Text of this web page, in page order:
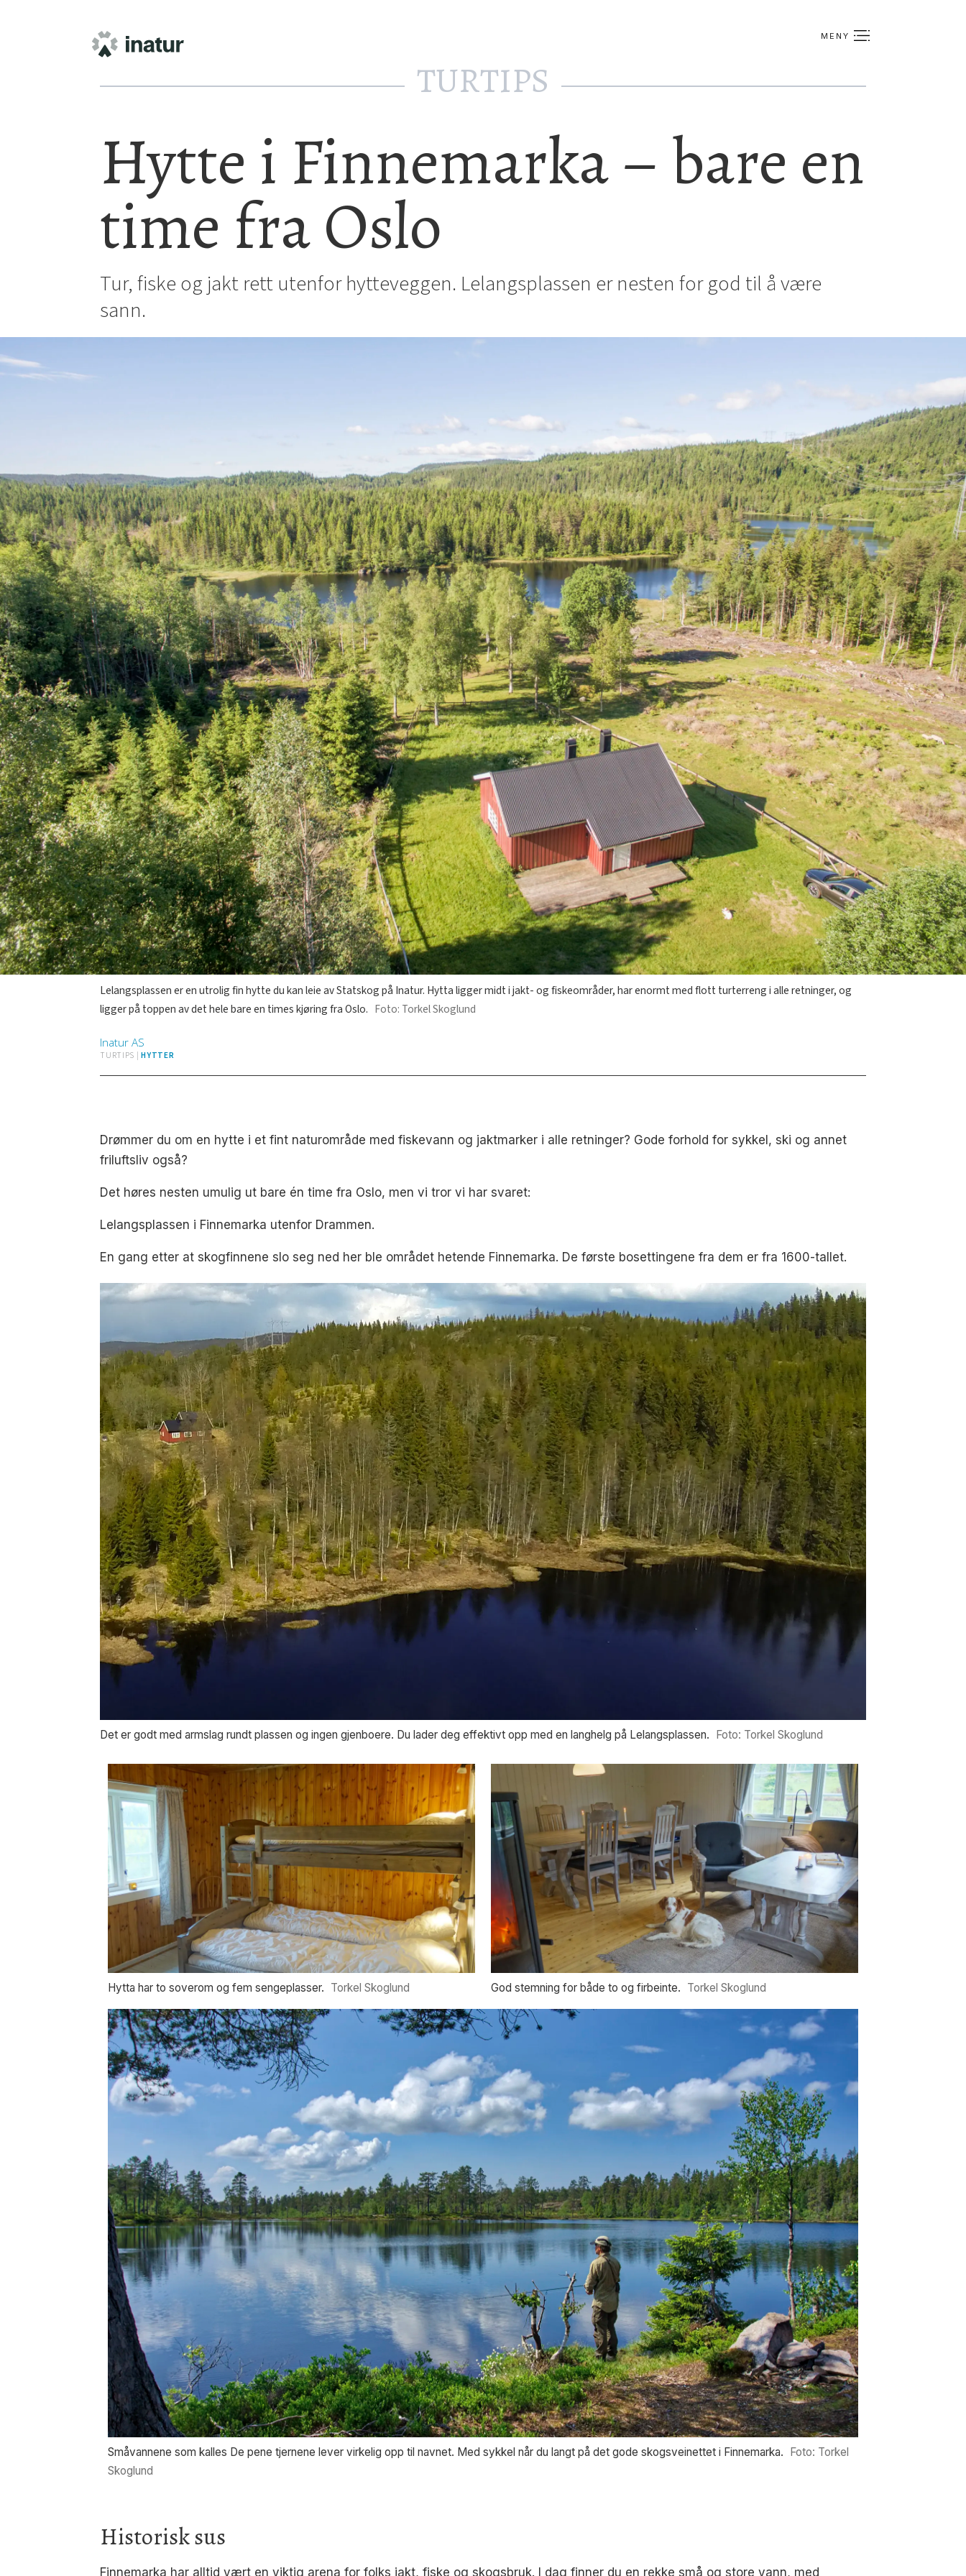
TURTIPS
Hytte i Finnemarka – bare en
time fra Oslo
Tur, fiske og jakt rett utenfor hytteveggen. Lelangsplassen er nesten for god til å være
sann.
Lelangsplassen er en utrolig fin hytte du kan leie av Statskog på Inatur. Hytta ligger midt i jakt- og fiskeområder, har enormt med flott turterreng i alle retninger, og
ligger på toppen av det hele bare en times kjøring fra Oslo. Foto: Torkel Skoglund
Inatur AS
TURTIPS |HYTTER
Drømmer du om en hytte i et fint naturområde med fiskevann og jaktmarker i alle retninger? Gode forhold for sykkel, ski og annet
friluftsliv også?
Det høres nesten umulig ut bare én time fra Oslo, men vi tror vi har svaret:
Lelangsplassen i Finnemarka utenfor Drammen.
En gang etter at skogfinnene slo seg ned her ble området hetende Finnemarka. De første bosettingene fra dem er fra 1600-tallet.
Det er godt med armslag rundt plassen og ingen gjenboere. Du lader deg effektivt opp med en langhelg på Lelangsplassen. Foto: Torkel Skoglund
Hytta har to soverom og fem sengeplasser. Torkel Skoglund God stemning for både to og firbeinte. Torkel Skoglund
Småvannene som kalles De pene tjernene lever virkelig opp til navnet. Med sykkel når du langt på det gode skogsveinettet i Finnemarka. Foto: Torkel
Skoglund
Historisk sus
Finnemarka har alltid vært en viktig arena for folks jakt, fiske og skogsbruk. I dag finner du en rekke små og store vann, med